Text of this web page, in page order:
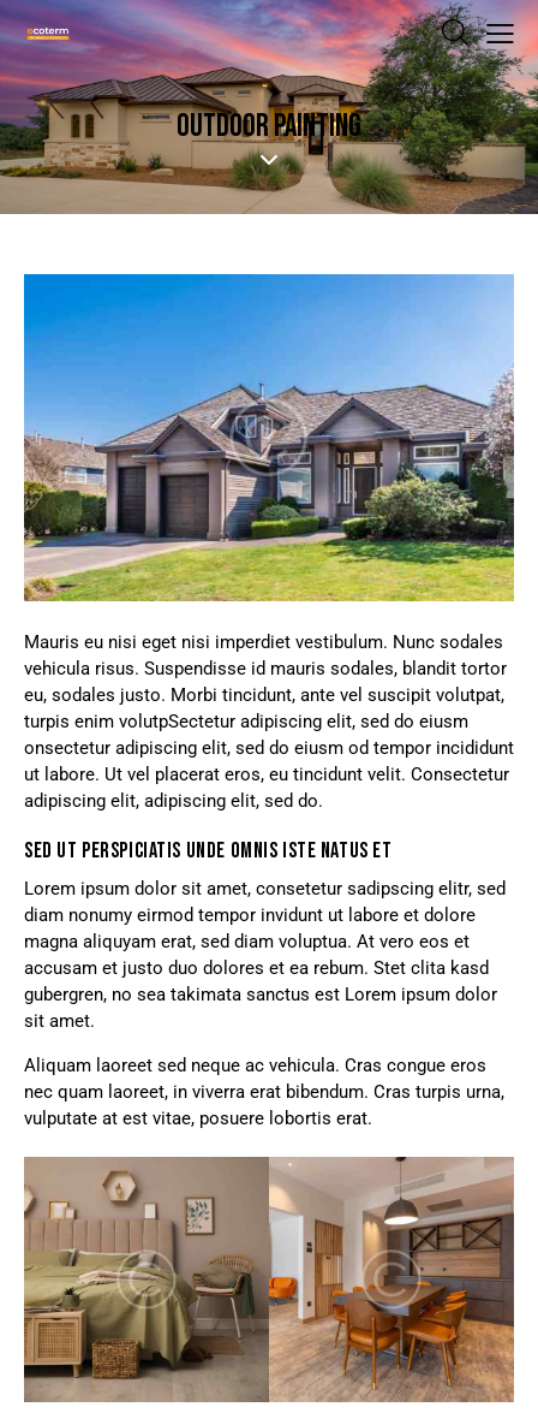
OUTDOOR PAINTING
Mauris eu nisi eget nisi imperdiet vestibulum. Nunc sodales
vehicula risus. Suspendisse id mauris sodales, blandit tortor
eu, sodales justo. Morbi tincidunt, ante vel suscipit volutpat,
turpis enim volutpSectetur adipiscing elit, sed do eiusm
onsectetur adipiscing elit, sed do eiusm od tempor incididunt
ut labore. Ut vel placerat eros, eu tincidunt velit. Consectetur
adipiscing elit, adipiscing elit, sed do.
SED UT PERSPICIATIS UNDE OMNIS ISTE NATUS ET
Lorem ipsum dolor sit amet, consetetur sadipscing elitr, sed
diam nonumy eirmod tempor invidunt ut labore et dolore
magna aliquyam erat, sed diam voluptua. At vero eos et
accusam et justo duo dolores et ea rebum. Stet clita kasd
gubergren, no sea takimata sanctus est Lorem ipsum dolor
sit amet.
Aliquam laoreet sed neque ac vehicula. Cras congue eros
nec quam laoreet, in viverra erat bibendum. Cras turpis urna,
vulputate at est vitae, posuere lobortis erat.